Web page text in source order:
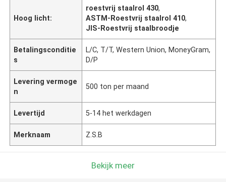
Hoog licht:
roestvrij staalrol 430,
ASTM-Roestvrij staalrol 410,
JIS-Roestvrij staalbroodje
Betalingsconditie
s
L/C, T/T, Western Union, MoneyGram,
D/P
Levering vermoge
n
500 ton per maand
Levertijd 5-14 het werkdagen
Merknaam Z.S.B
Bekijk meer